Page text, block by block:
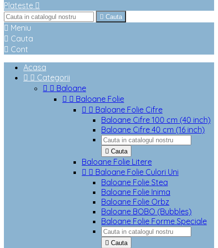
Plateste 
 Cauta
 Meniu
 Cauta
 Cont
Acasa
  Categorii
  Baloane
  Baloane Folie
  Baloane Folie Cifre
Baloane Cifre 100 cm (40 inch)
Baloane Cifre 40 cm (16 inch)
 Cauta
Baloane Folie Litere
  Baloane Folie Culori Uni
Baloane Folie Stea
Baloane Folie Inima
Baloane Folie Orbz
Baloane BOBO (Bubbles)
Baloane Folie Forme Speciale
 Cauta